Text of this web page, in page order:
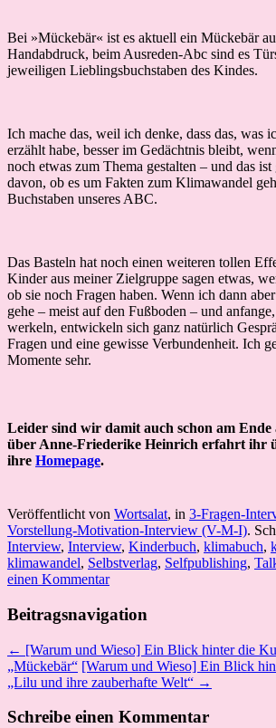
Bei »Mückebär« ist es aktuell ein Mückebär
Handabdruck, beim Ausreden-Abc sind es
jeweiligen Lieblingsbuchstaben des Kindes.
Ich mache das, weil ich denke, dass das, was
erzählt habe, besser im Gedächtnis bleibt,
noch etwas zum Thema gestalten – und das
davon, ob es um Fakten zum Klimawandel
Buchstaben unseres ABC.
Das Basteln hat noch einen weiteren tollen
Kinder aus meiner Zielgruppe sagen etwas,
ob sie noch Fragen haben. Wenn ich dann
gehe – meist auf den Fußboden – und
werkeln, entwickeln sich ganz natürlich
Fragen und eine gewisse Verbundenheit. Ich
Momente sehr.
Leider sind wir damit auch schon am Ende
über Anne-Friederike Heinrich erfahrt ihr
ihre Homepage.
Veröffentlicht von Wortsalat, in 3-Fragen-
Vorstellung-Motivation-Interview (V-M-I).
Interview, Interview, Kinderbuch, klimabuch,
klimawandel, Selbstverlag, Selfpublishing,
einen Kommentar
Beitragsnavigation
← [Warum und Wieso] Ein Blick hinter die
„Mückebär“ [Warum und Wieso] Ein Blick
„Lilu und ihre zauberhafte Welt“ →
Schreibe einen Kommentar